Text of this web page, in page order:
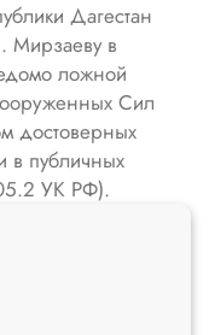
Дагестан
Мирзаеву в
ложной
Сил
достоверных
в публичных
УК РФ).